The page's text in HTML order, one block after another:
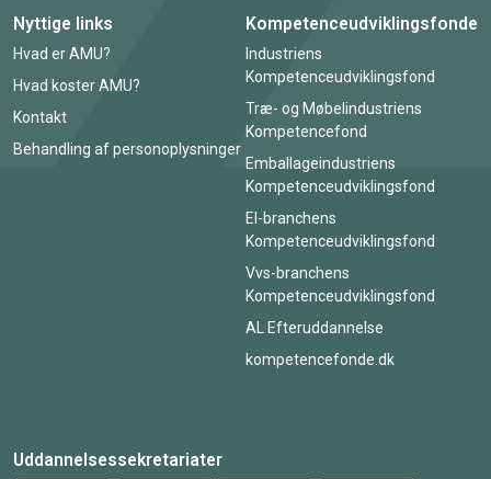
Nyttige links
Hvad er AMU?
Hvad koster AMU?
Kontakt
Behandling af personoplysninger
Kompetenceudviklingsfonde
Industriens
Kompetenceudviklingsfond
Træ- og Møbelindustriens
Kompetencefond
Emballageindustriens
Kompetenceudviklingsfond
El-branchens
Kompetenceudviklingsfond
Vvs-branchens
Kompetenceudviklingsfond
AL Efteruddannelse
kompetencefonde.dk
Uddannelsessekretariater